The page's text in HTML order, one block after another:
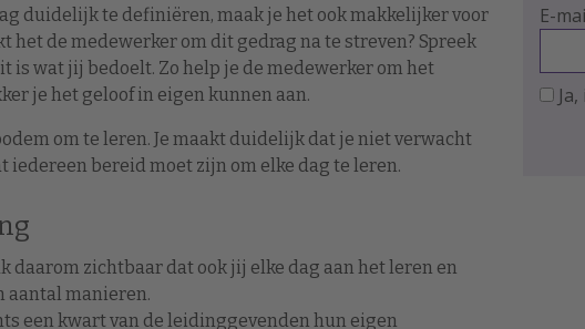
duidelijk te definiëren, maak je het ook makkelijker voor
het de medewerker om dit gedrag na te streven? Spreek
is wat jij bedoelt. Zo help je de medewerker om het
je het geloof in eigen kunnen aan.
om te leren. Je maakt duidelijk dat je niet verwacht
iedereen bereid moet zijn om elke dag te leren.
daarom zichtbaar dat ook jij elke dag aan het leren en
aantal manieren.
een kwart van de leidinggevenden hun eigen
E-